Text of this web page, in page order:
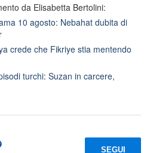
da Elisabetta Bertolini:
10 agosto: Nebahat dubita di
crede che Fikriye stia mentendo
turchi: Suzan in carcere,
SEGUI